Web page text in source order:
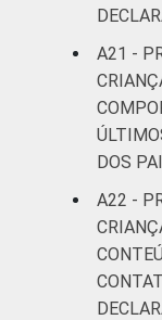
A21 -
DOS
A22 -